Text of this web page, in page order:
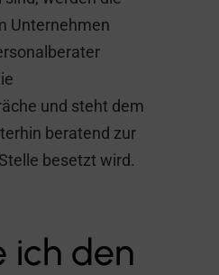
Unternehmen
und steht dem
beratend zur
besetzt wird.
ich den